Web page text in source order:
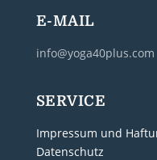
E-MAIL
info@yoga40plus.com
SERVICE
Impressum und
Datenschutz